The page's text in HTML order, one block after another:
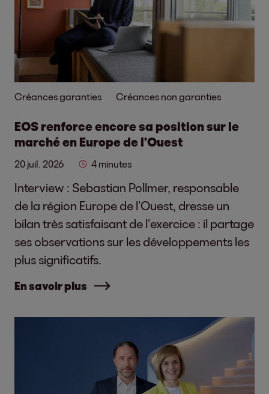
Créances garanties Créances non garanties
EOS renforce encore sa position sur le
marché en Europe de l’Ouest
20 juil. 2026 4 minutes
Interview : Sebastian Pollmer, responsable
de la région Europe de l’Ouest, dresse un
bilan très satisfaisant de l’exercice : il partage
ses observations sur les développements les
plus significatifs.
En savoir plus